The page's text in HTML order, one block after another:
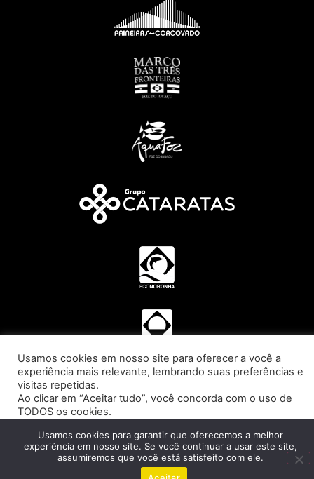
Usamos cookies em nosso site para oferecer a você a
experiência mais relevante, lembrando suas preferências e
visitas repetidas.
Ao clicar em “Aceitar tudo”, você concorda com o uso de
TODOS os cookies.
Condições de Uso.
Usamos cookies para garantir que oferecemos a melhor
experiência em nosso site. Se você continuar a usar este site,
assumiremos que você está satisfeito com ele.